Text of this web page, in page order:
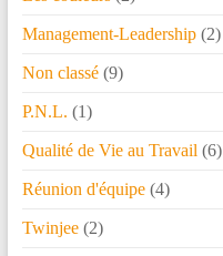
Management-Leadership(2)
Non classé(9)
P.N.L. (1)
Qualité de Vie au Travail (6)
Réunion d'équipe(4)
Twinjee(2)